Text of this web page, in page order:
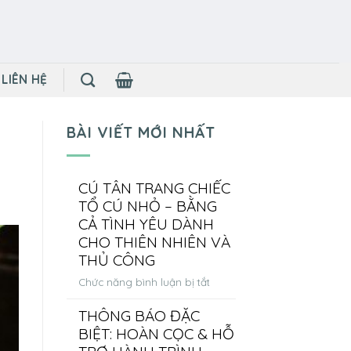
LIÊN HỆ
BÀI VIẾT MỚI NHẤT
CÚ TÂN TRANG CHIẾC
TỔ CÚ NHỎ – BẰNG
CẢ TÌNH YÊU DÀNH
CHO THIÊN NHIÊN VÀ
THỦ CÔNG
Chức năng bình luận bị tắtở
TRANG
THÔNG BÁO ĐẶC
BIỆT: HOÀN CỌC & HỖ